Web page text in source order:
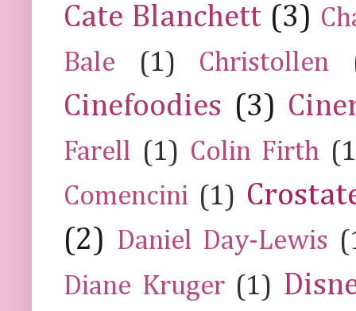
Cate Blanchett (3)
Bale
(1) Christollen
Cinefoodies (3)
Farell (1) Colin Firth
Comencini (1)
(2) Daniel Day-Lewis
Diane Kruger (1)